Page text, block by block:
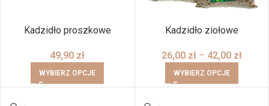
Kadzidło proszkowe
49,90 zł
WYBIERZ OPCJE
Kadzidło ziołowe
26,00 zł – 42,00 zł
WYBIERZ OPCJE